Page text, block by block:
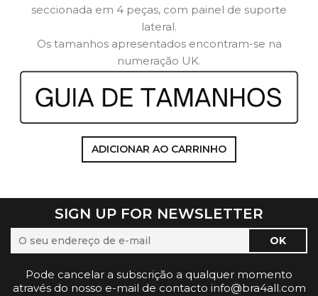
seccionada em 4 peças, com painel de suporte
lateral.
Os tamanhos apresentados encontram-se na
numeração UK.
ADICIONAR AO CARRINHO
SIGN UP FOR NEWSLETTER
Pode cancelar a subscrição a qualquer momento
através do nosso e-mail de contacto info@bra4all.com